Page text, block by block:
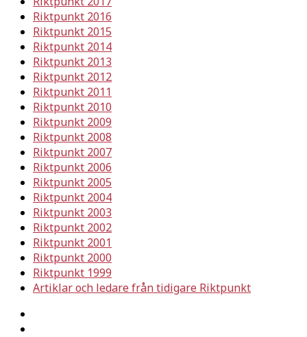
Riktpunkt 2016
Riktpunkt 2015
Riktpunkt 2014
Riktpunkt 2013
Riktpunkt 2012
Riktpunkt 2011
Riktpunkt 2010
Riktpunkt 2009
Riktpunkt 2008
Riktpunkt 2007
Riktpunkt 2006
Riktpunkt 2005
Riktpunkt 2004
Riktpunkt 2003
Riktpunkt 2002
Riktpunkt 2001
Riktpunkt 2000
Riktpunkt 1999
Artiklar och ledare från tidigare Riktpunkt